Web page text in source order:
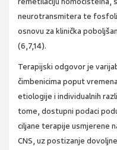
neurotransmitera te
osnovu za klinička
(6,7,14).
Terapijski odgovor je
čimbenicima poput
etiologije i individualnih
tome, dostupni podaci
ciljane terapije usmjerene
CNS, uz postizanje